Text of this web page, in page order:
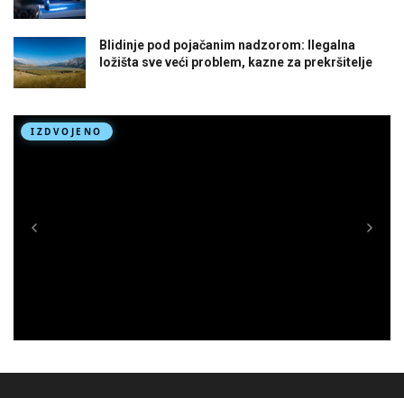
Blidinje pod pojačanim nadzorom: Ilegalna
ložišta sve veći problem, kazne za prekršitelje